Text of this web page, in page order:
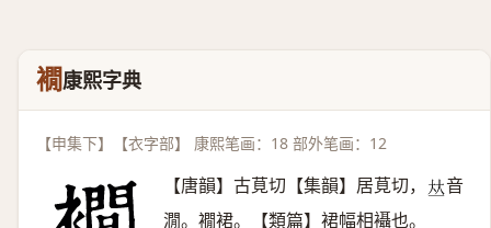
襉康熙字典
【申集下】【衣字部】 康熙笔画：18 部外笔画：12
【唐韻】古莧切【集韻】居莧切， 𠀤音
㵎。襉裙。【類篇】裙幅相襵也。